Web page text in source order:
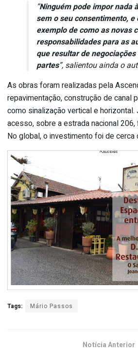
“Ninguém pode impor nada
sem o seu consentimento, e
exemplo de como as novas
responsabilidades para as
que resultar de
partes”, salientou ainda o
As obras foram realizadas pela
repavimentação, construção de canal
como sinalização vertical e horizontal.
acesso, sobre a estrada nacional 206,
No global, o investimento foi de cerca
Tags: Mário Passos
Notícia Anterior